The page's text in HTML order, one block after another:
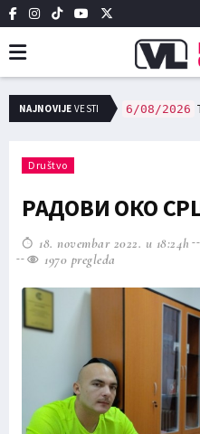
NAJNOVIJE VESTI
ДРУШТВО У ВЛАСОТИНЦУ 6/08/2026
Društvo
РАДОВИ ОКО
18. novembar 2022. u 18:24h
1970 pregleda